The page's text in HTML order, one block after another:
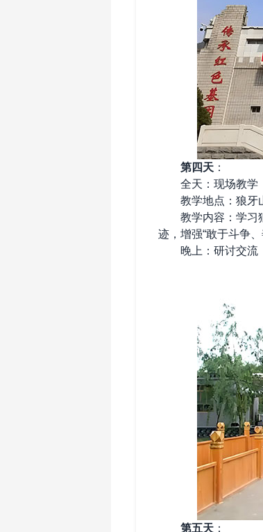
第四天 ：
全天‌：现场教学《
教学地点：狼牙
教学内容：学习狼
迹，增强“敢于斗争
晚上‌：研讨交
第五天 ：